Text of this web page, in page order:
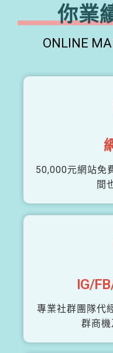
你業
ONLINE
50,000元網站免
間
IG/
專業社群團隊代
群商機